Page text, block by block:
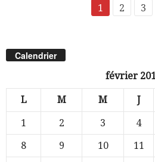
1 2 3
Calendrier
février
L M M J
1 2 3 4
8
9 10 11